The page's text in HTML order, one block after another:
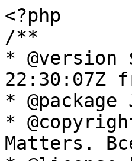
<?php
/**
* @version
22:30:07Z
* @package
*
Matters.